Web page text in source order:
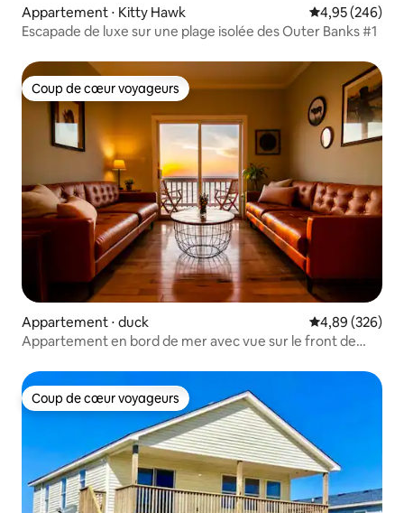
Appartement ⋅ Kitty Hawk Évaluation
4,95 (246)
Escapade de luxe sur une plage isolée des Outer Banks #1
Coup de cœur voyageurs
Coup de cœur voyageurs
Appartement ⋅ duck Évaluation
4,89 (326)
Appartement en bord de mer avec vue sur le front de
Coup de cœur voyageurs
Coup de cœur voyageurs